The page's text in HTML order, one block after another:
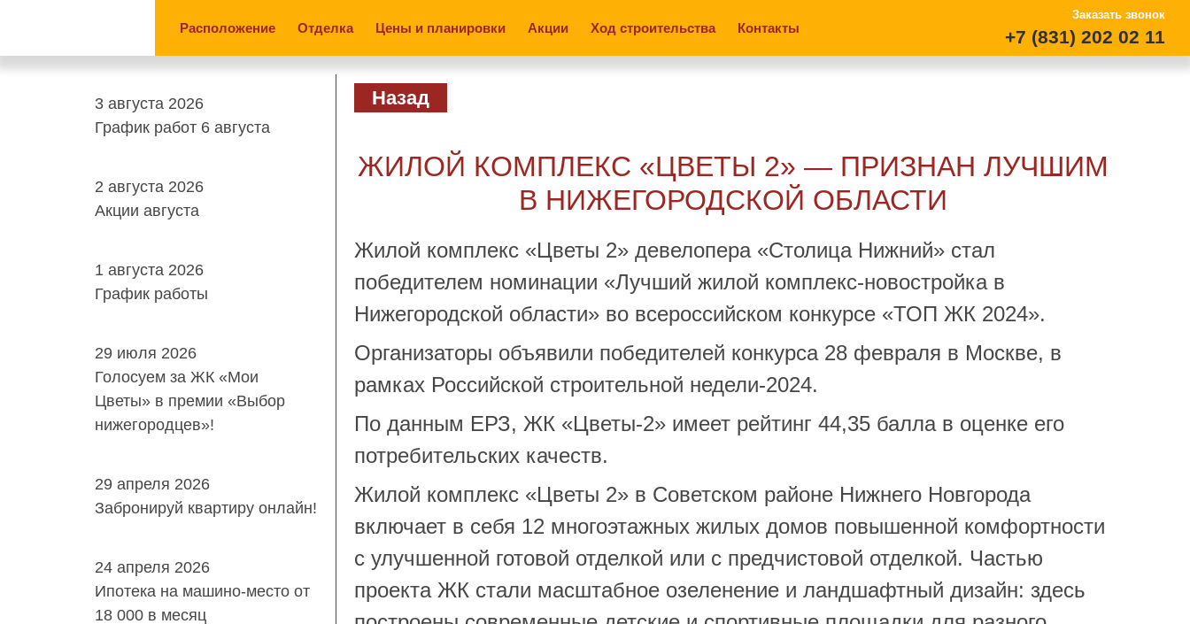
Расположение Отделка Цены и планировки Акции Ход строительства Контакты
Заказать звонок
+7 (831) 202 02 11
3 августа 2026
График работ 6 августа
2 августа 2026
Акции августа
1 августа 2026
График работы
29 июля 2026
Голосуем за ЖК «Мои
Цветы» в премии «Выбор
нижегородцев»!
29 апреля 2026
Забронируй квартиру онлайн!
24 апреля 2026
Ипотека на машино-место от
18 000 в месяц
Назад
ЖИЛОЙ КОМПЛЕКС «ЦВЕТЫ 2» — ПРИЗНАН ЛУЧШИМ
В НИЖЕГОРОДСКОЙ ОБЛАСТИ
Жилой комплекс «Цветы 2» девелопера «Столица Нижний» стал
победителем номинации «Лучший жилой комплекс-новостройка в
Нижегородской области» во всероссийском конкурсе «ТОП ЖК 2024».
Организаторы объявили победителей конкурса 28 февраля в Москве, в
рамках Российской строительной недели-2024.
По данным ЕРЗ, ЖК «Цветы-2» имеет рейтинг 44,35 балла в оценке его
потребительских качеств.
Жилой комплекс «Цветы 2» в Советском районе Нижнего Новгорода
включает в себя 12 многоэтажных жилых домов повышенной комфортности
с улучшенной готовой отделкой или с предчистовой отделкой. Частью
проекта ЖК стали масштабное озеленение и ландшафтный дизайн: здесь